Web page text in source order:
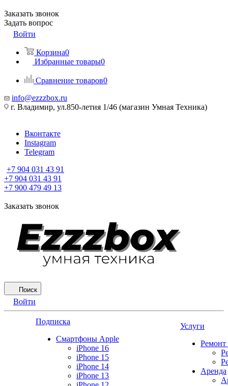
Заказать звонок
Задать вопрос
Войти
Корзина0
Избранные товары0
Сравнение товаров0
info@ezzzbox.ru
г. Владимир, ул.850-летия 1/46 (магазин Умная Техника)
Вконтакте
Instagram
Telegram
+7 904 031 43 91
+7 904 031 43 91
+7 900 479 49 13
Заказать звонок
Поиск
Войти
Подписка
Смартфоны Apple
iPhone 16
iPhone 15
iPhone 14
iPhone 13
Услуги
Ремонт
Аренда